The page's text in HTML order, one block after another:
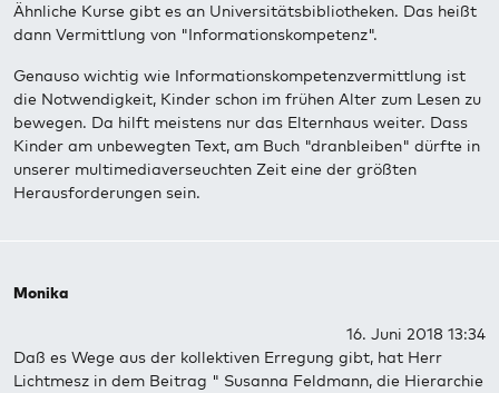
Ähnliche Kurse gibt es an Universitätsbibliotheken. Das heißt
dann Vermittlung von "Informationskompetenz".
Genauso wichtig wie Informationskompetenzvermittlung ist
die Notwendigkeit, Kinder schon im frühen Alter zum Lesen zu
bewegen. Da hilft meistens nur das Elternhaus weiter. Dass
Kinder am unbewegten Text, am Buch "dranbleiben" dürfte in
unserer multimediaverseuchten Zeit eine der größten
Herausforderungen sein.
Monika
16. Juni 2018 13:34
Daß es Wege aus der kollektiven Erregung gibt, hat Herr
Lichtmesz in dem Beitrag " Susanna Feldmann, die Hierarchie